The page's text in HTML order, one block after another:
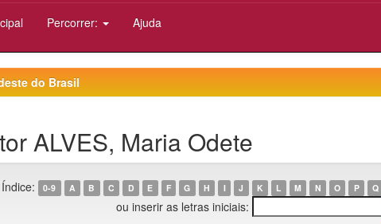
Percorrer: Ajuda
do Brasil
ALVES, Maria Odete
Índice: 0-9 A B C D E F G H I J K L M N O P Q
ou inserir as letras iniciais: